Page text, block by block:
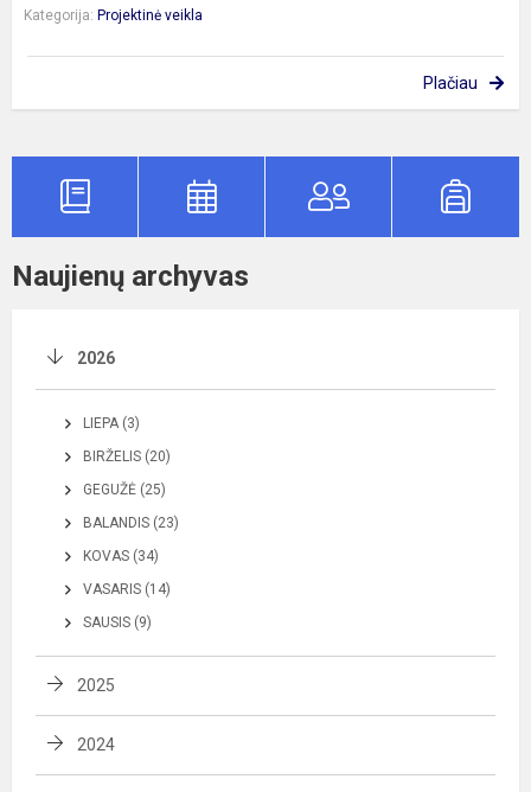
Kategorija: Projektinė veikla
Plačiau
Naujienų archyvas
2026
LIEPA (3)
BIRŽELIS (20)
GEGUŽĖ (25)
BALANDIS (23)
KOVAS (34)
VASARIS (14)
SAUSIS (9)
2025
2024